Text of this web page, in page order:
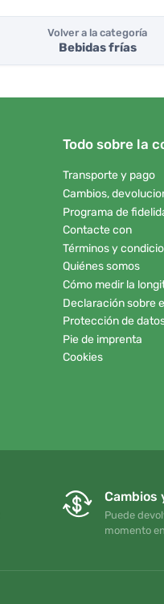
Volver a la categoría
Bebidas frías
Todo sobre la
Transporte y pago
Cambios,
Programa de
Contacte con
Términos y
Quiénes somos
Cómo medir la
Declaración sobre
Protección de
Pie de imprenta
Cookies
Cambios
Puede
momento